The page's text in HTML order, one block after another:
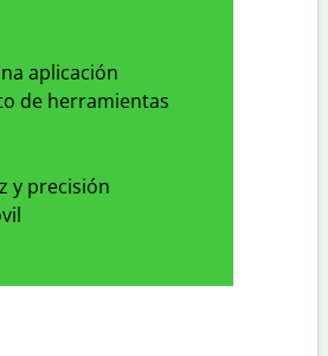
aplicación
de herramientas
y precisión